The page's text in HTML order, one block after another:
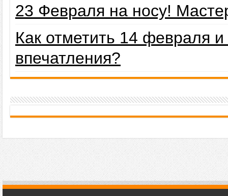
23 Февраля на носу!
Как отметить 14 февраля
впечатления?